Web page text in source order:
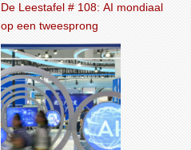
De Leestafel # 108: AI mondiaal
op een tweesprong